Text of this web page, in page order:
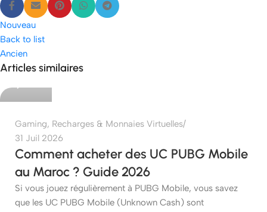
Nouveau
Back to list
Ancien
Articles similaires
etshop
Gaming, Recharges & Monnaies Virtuelles
31 Juil 2026
Comment acheter des UC PUBG Mobile
au Maroc ? Guide 2026
Si vous jouez régulièrement à PUBG Mobile, vous savez
que les UC PUBG Mobile (Unknown Cash) sont